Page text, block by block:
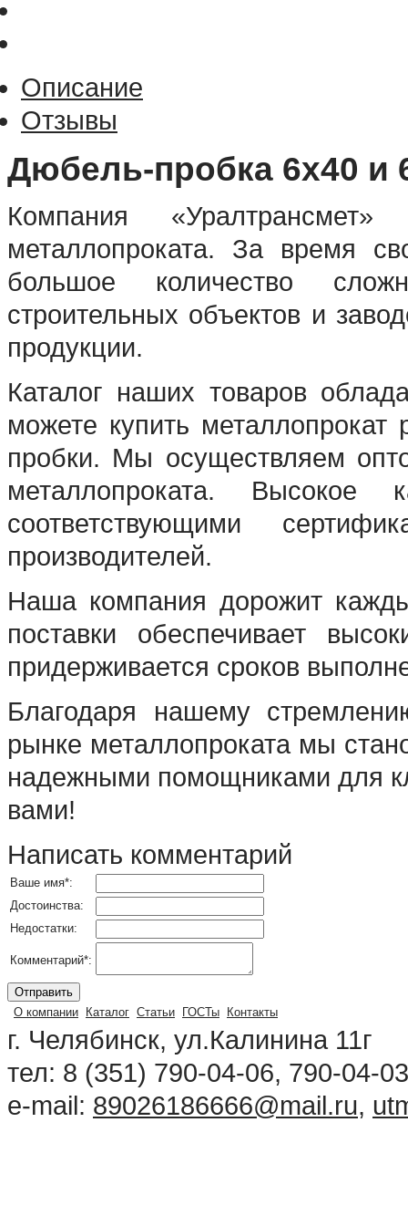
Описание
Отзывы
Дюбель-пробка 6х40 и
Компания
металлопроката. За время
большое количество
строительных объектов и
продукции.
Каталог наших товаров
можете купить
пробки. Мы осуществляем
металлопроката. Высокое
соответствующими
производителей.
Наша компания дорожит
поставки обеспечивает
придерживается сроков
Благодаря нашему
рынке металлопроката мы
надежными помощниками для
вами!
Написать комментарий
Ваше имя*:
Достоинства:
Недостатки:
Комментарий*:
О компании Каталог Статьи ГОСТы Контакты
г. Челябинск, ул.Калинина 11г
тел: 8 (351) 790-04-06, 790-04-
e-mail: 89026186666@mail.ru,